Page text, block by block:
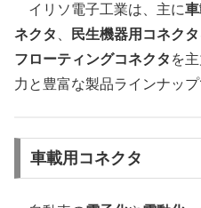
イリソ電子工業は、主に
ネクタ
民生機器用コネクタ
フローティングコネクタ を
力と豊富な製品ラインナッ
車載用コネクタ